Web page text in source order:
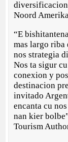
Noord
“E
mas largo riba
nos strategia
Nos ta sigur
conexion y
destinacion
invitado
encanta cu
nan kier
Tourism